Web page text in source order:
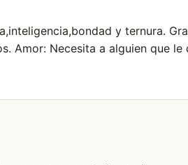
y ternura.
Amor: Necesita a alguien que le